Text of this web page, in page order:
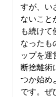
すが、い
ないこと
も続けて
なったも
ップを運
断捨離術
つか始め
です。ぜ